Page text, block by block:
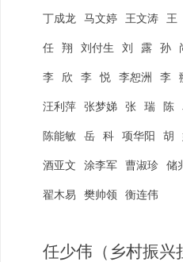
丁成龙 马文婷 王文涛 王
任 翔 刘付生 刘 露 孙
李 欣 李 悦 李恕洲 李
汪利萍 张梦娣 张 瑞 陈
陈能敏 岳 科 项华阳 胡
酒亚文 涂李军 曹淑珍 储
翟木易 樊帅领 衡连伟
任少伟（乡村振兴